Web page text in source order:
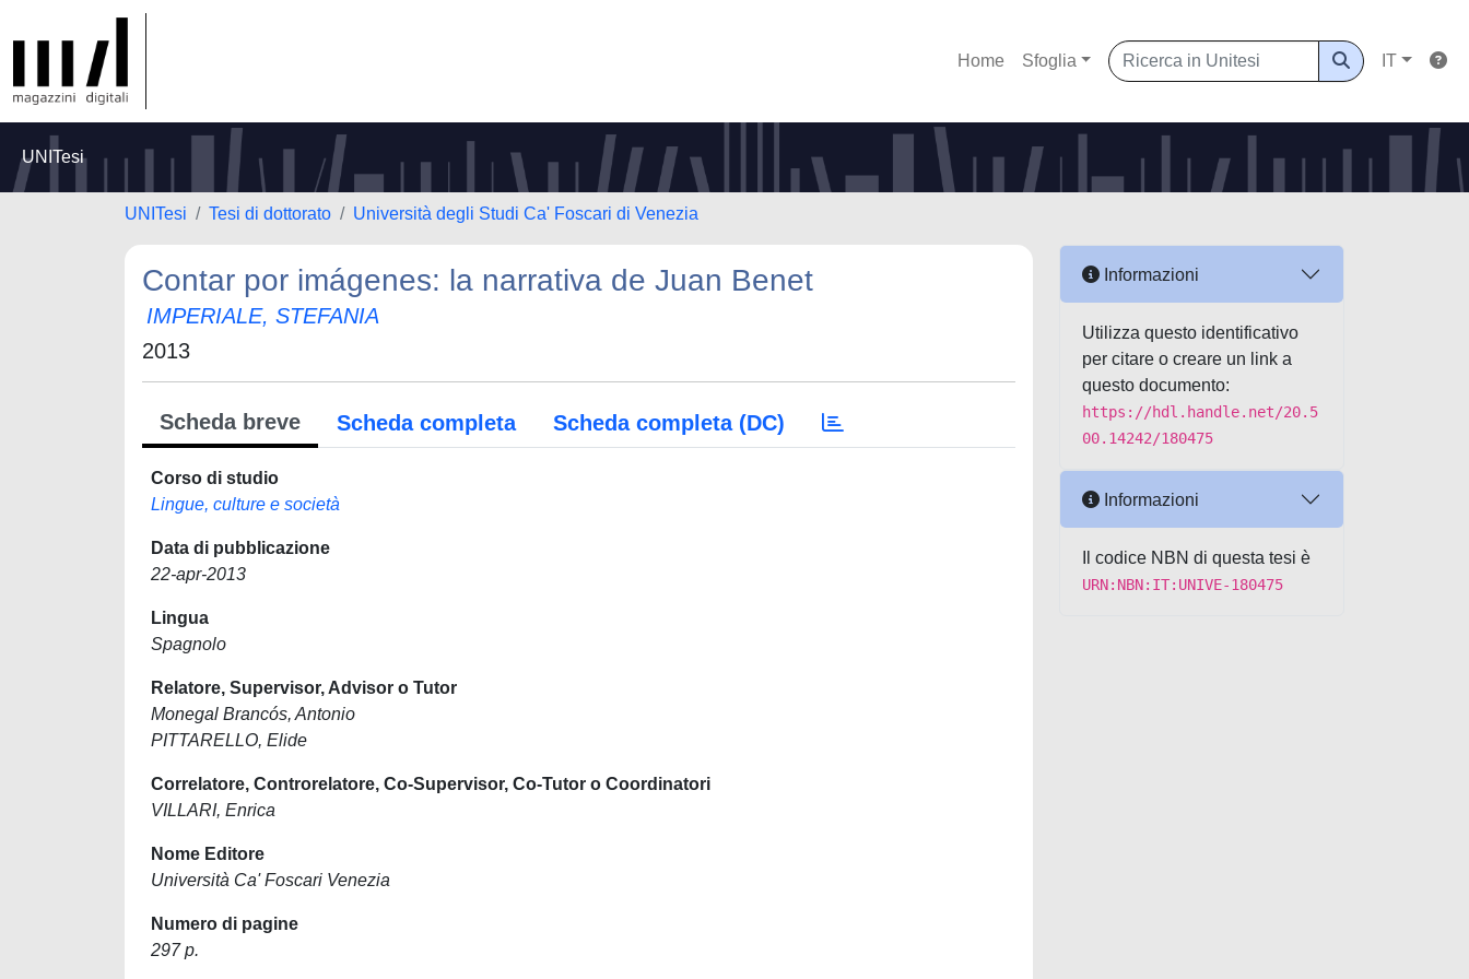
Home Sfoglia IT
UNITesi
UNITesi Tesi di dottorato Università degli Studi Ca' Foscari di Venezia
Contar por imágenes: la narrativa de Juan Benet
IMPERIALE, STEFANIA
2013
Scheda breve Scheda completa Scheda completa (DC)
Corso di studio
Lingue, culture e società
Data di pubblicazione
22-apr-2013
Lingua
Spagnolo
Relatore, Supervisor, Advisor o Tutor
Monegal Brancós, Antonio
PITTARELLO, Elide
Correlatore, Controrelatore, Co-Supervisor, Co-Tutor o Coordinatori
VILLARI, Enrica
Nome Editore
Università Ca' Foscari Venezia
Numero di pagine
297 p.
Informazioni
Utilizza questo identificativo
per citare o creare un link a
questo documento:
https://hdl.handle.net/20.5
00.14242/180475
Informazioni
Il codice NBN di questa tesi è
URN:NBN:IT:UNIVE-180475